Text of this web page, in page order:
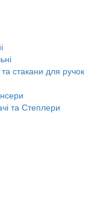
стакани для ручок
та Степлери